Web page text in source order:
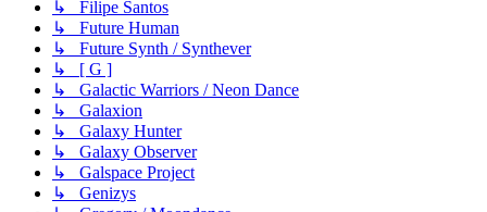
↳ Filipe Santos
↳ Future Human
↳ Future Synth / Synthever
↳ [ G ]
↳ Galactic Warriors / Neon Dance
↳ Galaxion
↳ Galaxy Hunter
↳ Galaxy Observer
↳ Galspace Project
↳ Genizys